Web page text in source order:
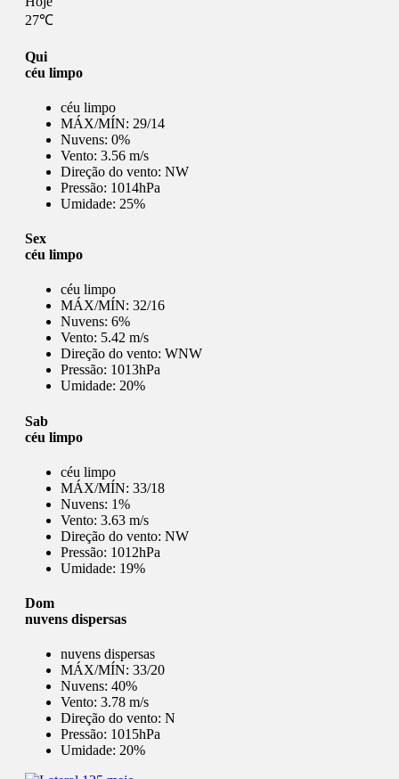
27℃
Qui
céu limpo
céu limpo
MÁX/MÍN: 29/14
Nuvens: 0%
Vento: 3.56 m/s
Direção do vento: NW
Pressão: 1014hPa
Umidade: 25%
Sex
céu limpo
céu limpo
MÁX/MÍN: 32/16
Nuvens: 6%
Vento: 5.42 m/s
Direção do vento: WNW
Pressão: 1013hPa
Umidade: 20%
Sab
céu limpo
céu limpo
MÁX/MÍN: 33/18
Nuvens: 1%
Vento: 3.63 m/s
Direção do vento: NW
Pressão: 1012hPa
Umidade: 19%
Dom
nuvens dispersas
nuvens dispersas
MÁX/MÍN: 33/20
Nuvens: 40%
Vento: 3.78 m/s
Direção do vento: N
Pressão: 1015hPa
Umidade: 20%